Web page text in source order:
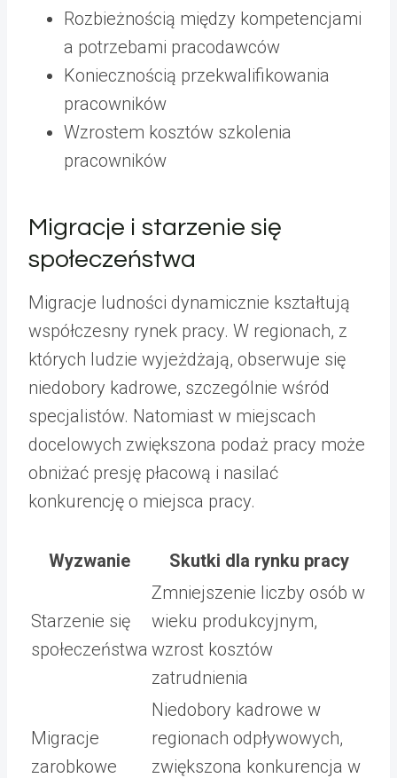
Rozbieżnością między kompetencjami
a potrzebami pracodawców
Koniecznością przekwalifikowania
pracowników
Wzrostem kosztów szkolenia
pracowników
Migracje i starzenie się
społeczeństwa
Migracje ludności dynamicznie kształtują
współczesny rynek pracy. W regionach, z
których ludzie wyjeżdżają, obserwuje się
niedobory kadrowe, szczególnie wśród
specjalistów. Natomiast w miejscach
docelowych zwiększona podaż pracy może
obniżać presję płacową i nasilać
konkurencję o miejsca pracy.
Wyzwanie Skutki dla rynku pracy
Starzenie się
społeczeństwa
Zmniejszenie liczby osób w
wieku produkcyjnym,
wzrost kosztów
zatrudnienia
Migracje
zarobkowe
Niedobory kadrowe w
regionach odpływowych,
zwiększona konkurencja w